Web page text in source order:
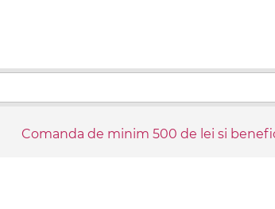
Comanda de minim 500 de lei si